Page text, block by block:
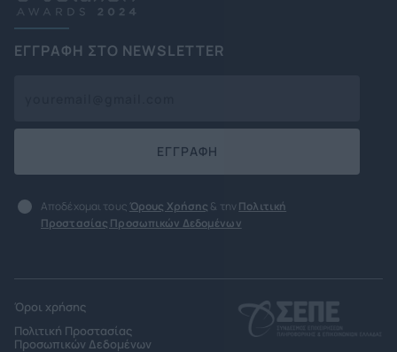
ΕΓΓΡΑΦΗ ΣΤΟ NEWSLETTER
ΕΓΓΡΑΦΗ
Αποδέχομαι τους Όρους Χρήσης & την Πολιτική
Προστασίας Προσωπικών Δεδομένων
Όροι χρήσης
Πολιτική Προστασίας
Προσωπικών Δεδομένων